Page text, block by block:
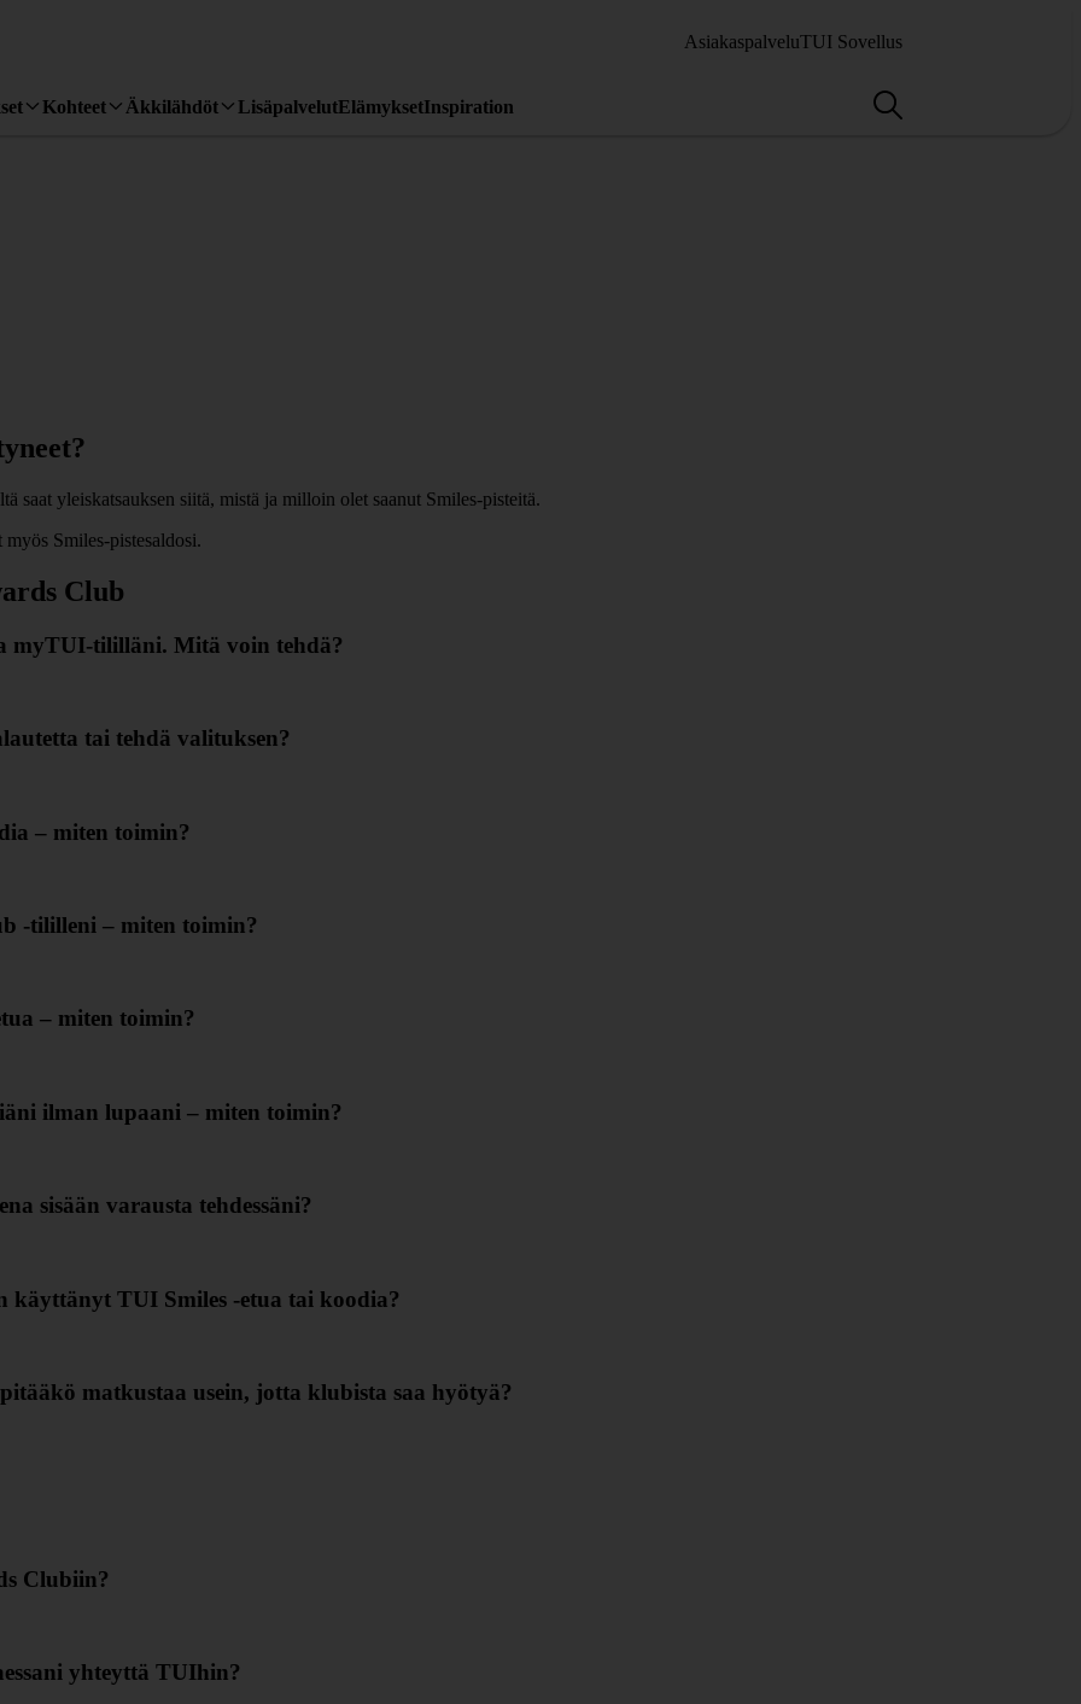
AsiakaspalveluTUI Sovellus
Kohteet Äkkilähdöt LisäpalvelutElämyksetInspiration
saat yleiskatsauksen siitä, mistä ja milloin olet saanut Smiles-pisteitä.
Smiles-pistesaldosi.
Club
myTUI‑tililläni. Mitä voin tehdä?
tai tehdä valituksen?
– miten toimin?
‑tililleni – miten toimin?
– miten toimin?
ilman lupaani – miten toimin?
sisään varausta tehdessäni?
käyttänyt TUI Smiles ‑etua tai koodia?
matkustaa usein, jotta klubista saa hyötyä?
Clubiin?
yhteyttä TUIhin?